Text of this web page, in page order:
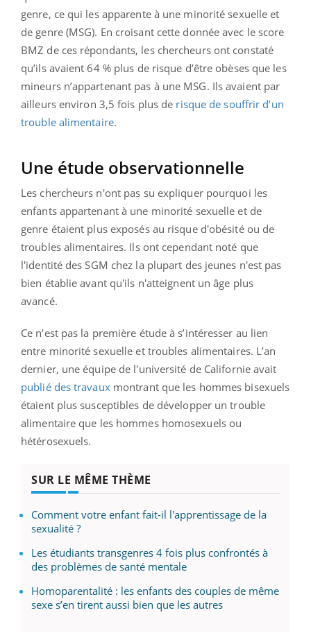
genre, ce qui les apparente à une minorité sexuelle et
de genre (MSG). En croisant cette donnée avec le score
BMZ de ces répondants, les chercheurs ont constaté
qu’ils avaient 64 % plus de risque d’être obèses que les
mineurs n’appartenant pas à une MSG. Ils avaient par
ailleurs environ 3,5 fois plus de risque de souffrir d’un
trouble alimentaire.
Une étude observationnelle
Les chercheurs n'ont pas su expliquer pourquoi les
enfants appartenant à une minorité sexuelle et de
genre étaient plus exposés au risque d'obésité ou de
troubles alimentaires. Ils ont cependant noté que
l'identité des SGM chez la plupart des jeunes n'est pas
bien établie avant qu'ils n'atteignent un âge plus
avancé.
Ce n’est pas la première étude à s’intéresser au lien
entre minorité sexuelle et troubles alimentaires. L’an
dernier, une équipe de l'université de Californie avait
publié des travauxmontrant que les hommes bisexuels
étaient plus susceptibles de développer un trouble
alimentaire que les hommes homosexuels ou
hétérosexuels.
SUR LE MÊME THÈME
Comment votre enfant fait-il l'apprentissage de la
sexualité ?
Les étudiants transgenres 4 fois plus confrontés à
des problèmes de santé mentale
Homoparentalité : les enfants des couples de même
sexe s’en tirent aussi bien que les autres